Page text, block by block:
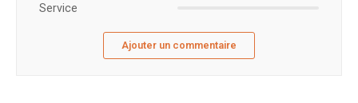
Service
Ajouter un commentaire